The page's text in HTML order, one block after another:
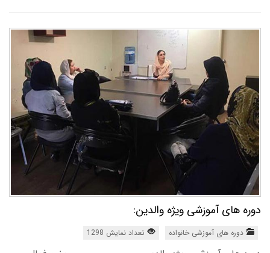
دوره های آموزشی ویژه والدین:
دوره های آموزشی خانواده تعداد نمایش 1298